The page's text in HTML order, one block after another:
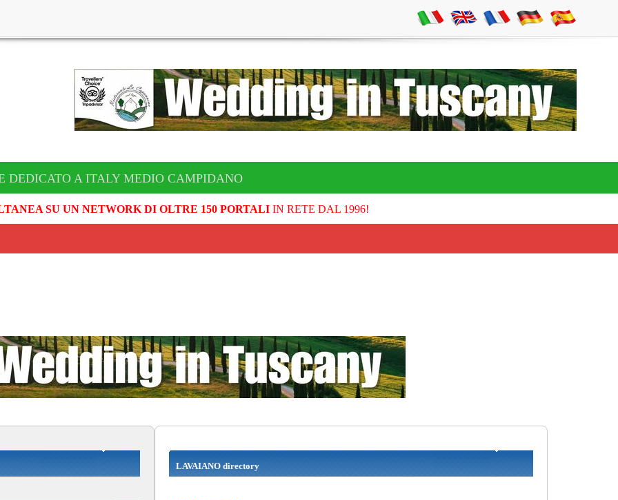
DEDICATO A ITALY MEDIO CAMPIDANO
SU UN NETWORK DI OLTRE 150 PORTALIIN RETE DAL 1996!
LAVAIANO directory